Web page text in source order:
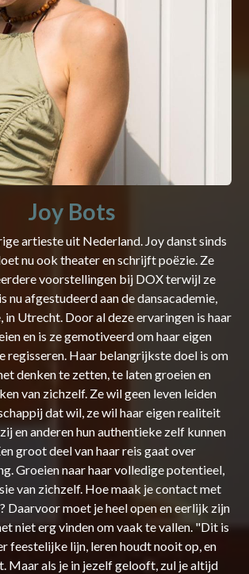
Joy Bots
artieste uit Nederland. Joy danst sinds
nu ook theater en schrijft poëzie. Ze
voorstellingen bij DOX terwijl ze
nu afgestudeerd aan de dansacademie,
in Utrecht. Door al deze ervaringen is haar
en is ze gemotiveerd om haar eigen
regisseren. Haar belangrijkste doel is om
denken te zetten, te laten groeien en
van zichzelf. Ze wil geen leven leiden
dat wil, ze wil haar eigen realiteit
en anderen hun authentieke zelf kunnen
groot deel van haar reis gaat over
Groeien naar haar volledige potentieel,
van zichzelf. Hoe maak je contact met
Daarvoor moet je heel open en eerlijk zijn
niet erg vinden om vaak te vallen. "Dit is
feestelijke lijn, leren houdt nooit op, en
Maar als je in jezelf gelooft, zul je altijd